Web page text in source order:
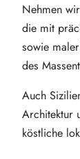
Nehmen
die mit
sowie
des
Auch
Architektur
köstliche